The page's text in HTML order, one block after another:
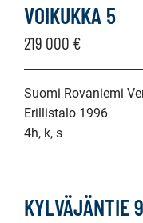
VOIKUKKA 5
219 000 €
Suomi Rovaniemi
Erillistalo 1996
4h, k, s
KYLVÄJÄNTIE 9